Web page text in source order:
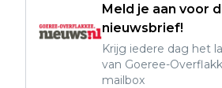
Meld je aan voor
nieuwsbrief!
Krijg iedere dag het
van Goeree-
mailbox